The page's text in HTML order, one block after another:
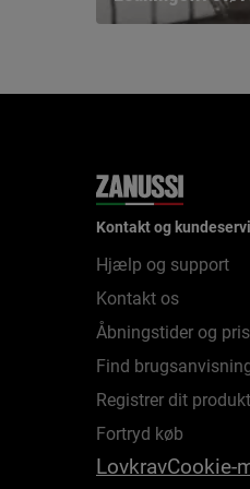
Kontakt og
Hjælp og support
Kontakt os
Åbningstider og
Find
Registrer dit produkt
Fortryd køb
LovkravCookie-